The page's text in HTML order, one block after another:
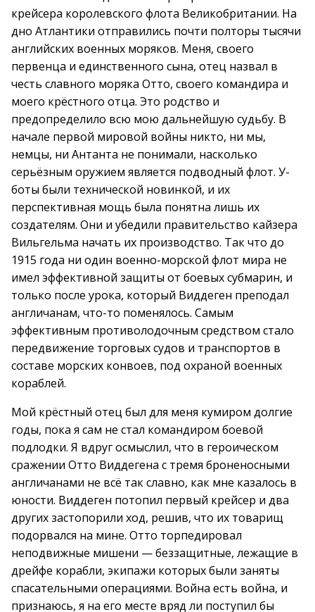
крейсера королевского флота Великобритании. На
дно Атлантики отправились почти полторы тысячи
английских военных моряков. Меня, своего
первенца и единственного сына, отец назвал в
честь славного моряка Отто, своего командира и
моего крёстного отца. Это родство и
предопределило всю мою дальнейшую судьбу. В
начале первой мировой войны никто, ни мы,
немцы, ни Антанта не понимали, насколько
серьёзным оружием является подводный флот. У-
боты были технической новинкой, и их
перспективная мощь была понятна лишь их
создателям. Они и убедили правительство кайзера
Вильгельма начать их производство. Так что до
1915 года ни один военно-морской флот мира не
имел эффективной защиты от боевых субмарин, и
только после урока, который Виддеген преподал
англичанам, что-то поменялось. Самым
эффективным противолодочным средством стало
передвижение торговых судов и транспортов в
составе морских конвоев, под охраной военных
кораблей.
Мой крёстный отец был для меня кумиром долгие
годы, пока я сам не стал командиром боевой
подлодки. Я вдруг осмыслил, что в героическом
сражении Отто Виддегена с тремя броненосными
англичанами не всё так славно, как мне казалось в
юности. Виддеген потопил первый крейсер и два
других застопорили ход, решив, что их товарищ
подорвался на мине. Отто торпедировал
неподвижные мишени — беззащитные, лежащие в
дрейфе корабли, экипажи которых были заняты
спасательными операциями. Война есть война, и
признаюсь, я на его месте вряд ли поступил бы